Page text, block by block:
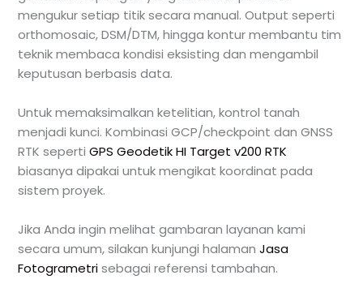
mengukur setiap titik secara manual. Output seperti
orthomosaic, DSM/DTM, hingga kontur membantu tim
teknik membaca kondisi eksisting dan mengambil
keputusan berbasis data.
Untuk memaksimalkan ketelitian, kontrol tanah
menjadi kunci. Kombinasi GCP/checkpoint dan GNSS
RTK sepertiGPS Geodetik HI Target v200 RTK
biasanya dipakai untuk mengikat koordinat pada
sistem proyek.
Jika Anda ingin melihat gambaran layanan kami
secara umum, silakan kunjungi halamanJasa
Fotogrametrisebagai referensi tambahan.